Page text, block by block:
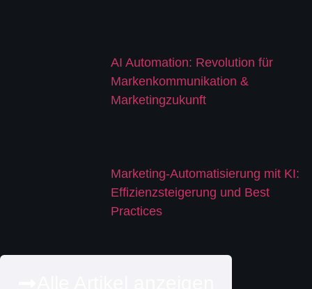
AI Automation: Revolution für
Markenkommunikation &
Marketingzukunft
Marketing-Automatisierung mit KI:
Effizienzsteigerung und Best
Practices